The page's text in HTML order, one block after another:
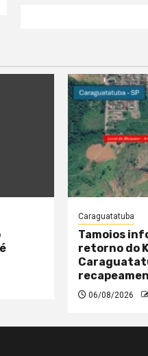
Caraguatatuba
Tamoios
retorno do
06/08/2026